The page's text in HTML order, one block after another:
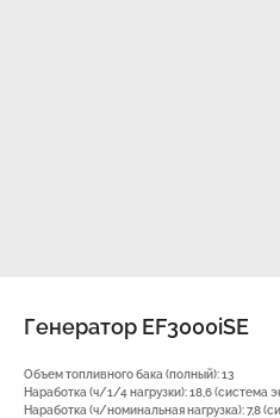
Генератор EF3000iSE
Объем топливного бака (полный): 13
Наработка (ч/1/4 нагрузки): 18,6 (система
Наработка (ч/номинальная нагрузка): 7,8